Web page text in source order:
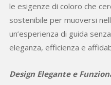
le esigenze di coloro che
sostenibile per muoversi
un’esperienza di guida
eleganza, efficienza e
Design Elegante e